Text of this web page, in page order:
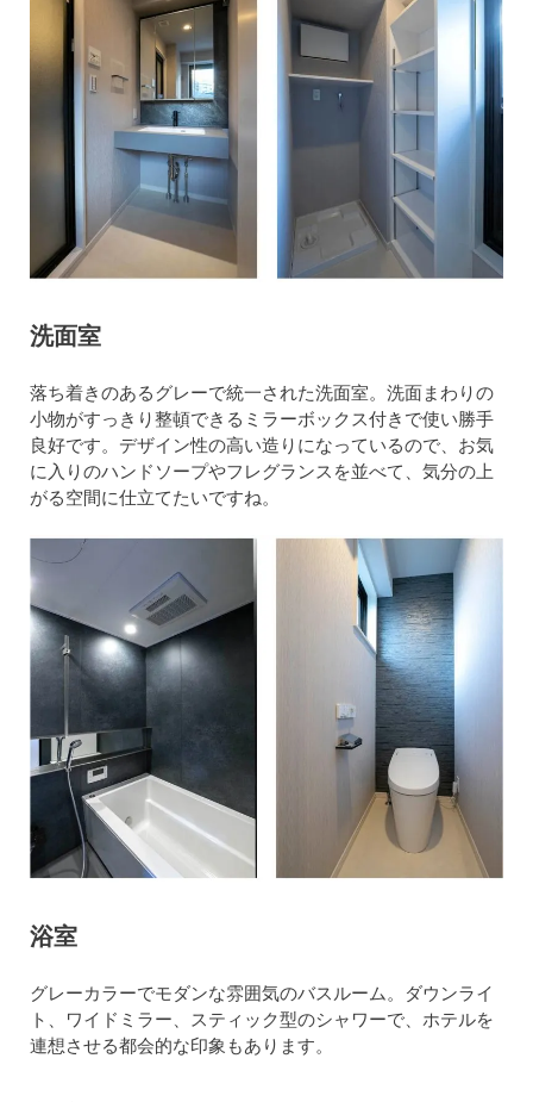
洗面室
落ち着きのあるグレーで統一された洗面室。洗面まわりの
小物がすっきり整頓できるミラーボックス付きで使い勝手
良好です。デザイン性の高い造りになっているので、お気
に入りのハンドソープやフレグランスを並べて、気分の上
がる空間に仕立てたいですね。
浴室
グレーカラーでモダンな雰囲気のバスルーム。ダウンライ
ト、ワイドミラー、スティック型のシャワーで、ホテルを
連想させる都会的な印象もあります。